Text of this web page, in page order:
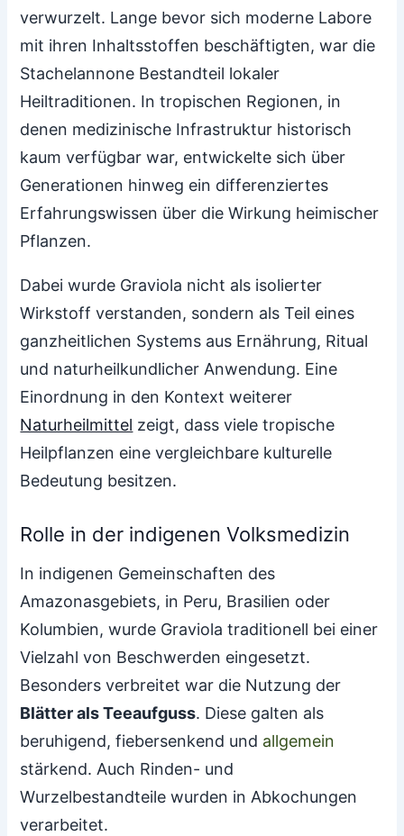
verwurzelt. Lange bevor sich moderne Labore
mit ihren Inhaltsstoffen beschäftigten, war die
Stachelannone Bestandteil lokaler
Heiltraditionen. In tropischen Regionen, in
denen medizinische Infrastruktur historisch
kaum verfügbar war, entwickelte sich über
Generationen hinweg ein differenziertes
Erfahrungswissen über die Wirkung heimischer
Pflanzen.
Dabei wurde Graviola nicht als isolierter
Wirkstoff verstanden, sondern als Teil eines
ganzheitlichen Systems aus Ernährung, Ritual
und naturheilkundlicher Anwendung. Eine
Einordnung in den Kontext weiterer
Naturheilmittel zeigt, dass viele tropische
Heilpflanzen eine vergleichbare kulturelle
Bedeutung besitzen.
Rolle in der indigenen Volksmedizin
In indigenen Gemeinschaften des
Amazonasgebiets, in Peru, Brasilien oder
Kolumbien, wurde Graviola traditionell bei einer
Vielzahl von Beschwerden eingesetzt.
Besonders verbreitet war die Nutzung der
Blätter als Teeaufguss. Diese galten als
beruhigend, fiebersenkend und allgemein
stärkend. Auch Rinden- und
Wurzelbestandteile wurden in Abkochungen
verarbeitet.